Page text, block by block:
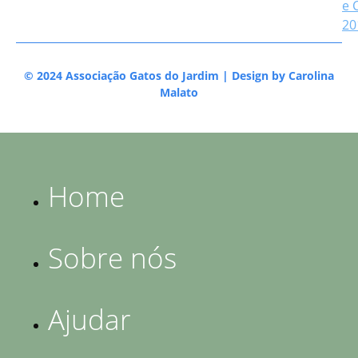
e
© 2024 Associação Gatos do Jardim | Design by Carolina
Malato
Home
Sobre nós
Ajudar